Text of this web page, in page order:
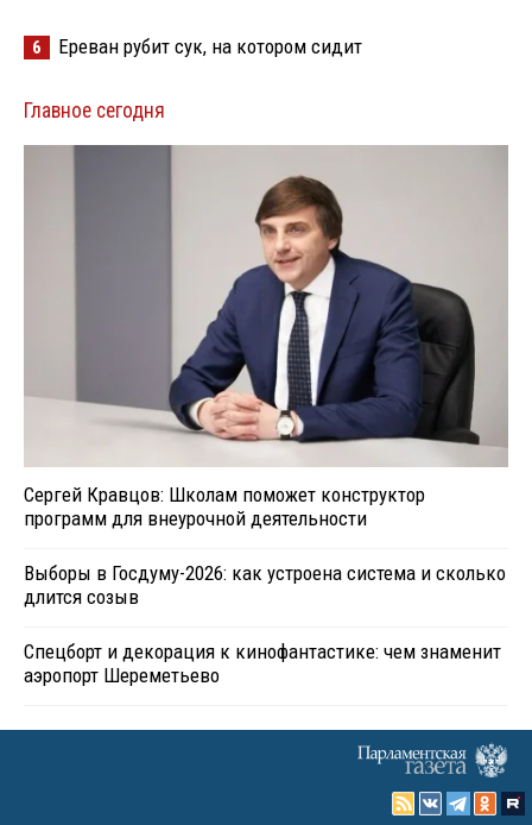
6 Ереван рубит сук, на котором сидит
Главное сегодня
Сергей Кравцов: Школам поможет конструктор
программ для внеурочной деятельности
Выборы в Госдуму-2026: как устроена система и сколько
длится созыв
Спецборт и декорация к кинофантастике: чем знаменит
аэропорт Шереметьево